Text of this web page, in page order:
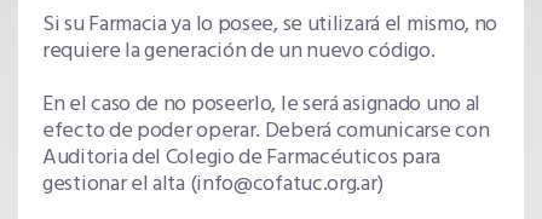
Si su Farmacia ya lo posee, se utilizará el mismo, no
requiere la generación de un nuevo código.
En el caso de no poseerlo, le será asignado uno al
efecto de poder operar. Deberá comunicarse con
Auditoria del Colegio de Farmacéuticos para
gestionar el alta (info@cofatuc.org.ar)